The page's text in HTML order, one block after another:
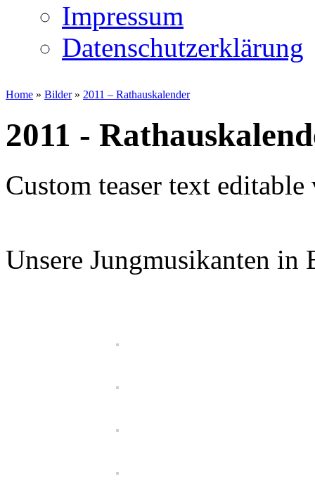
Impressum
Datenschutzerklärung
Home » Bilder» 2011 – Rathauskalender
2011 -
Custom teaser text
Unsere Jungmusikanten in